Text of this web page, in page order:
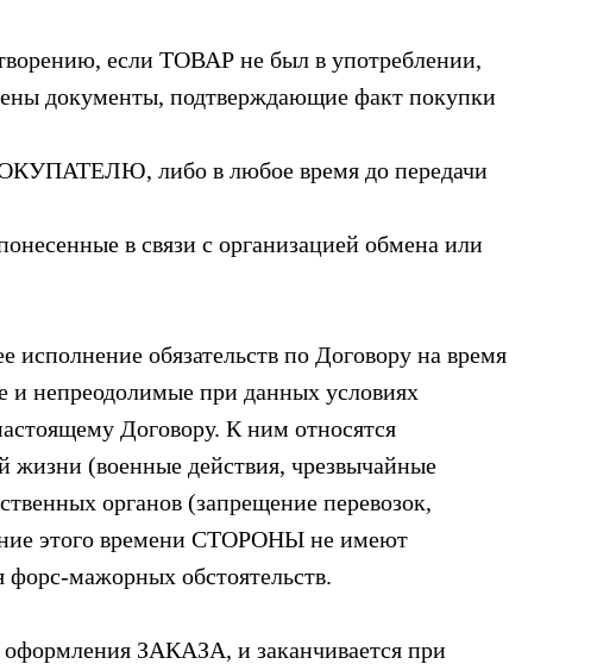
если ТОВАР не был в употреблении,
документы, подтверждающие факт покупки
либо в любое время до передачи
в связи с организацией обмена или
обязательств по Договору на время
и непреодолимые при данных условиях
Договору. К ним относятся
жизни (военные действия, чрезвычайные
органов (запрещение перевозок,
этого времени СТОРОНЫ не имеют
мажорных обстоятельств.
ЗАКАЗА, и заканчивается при